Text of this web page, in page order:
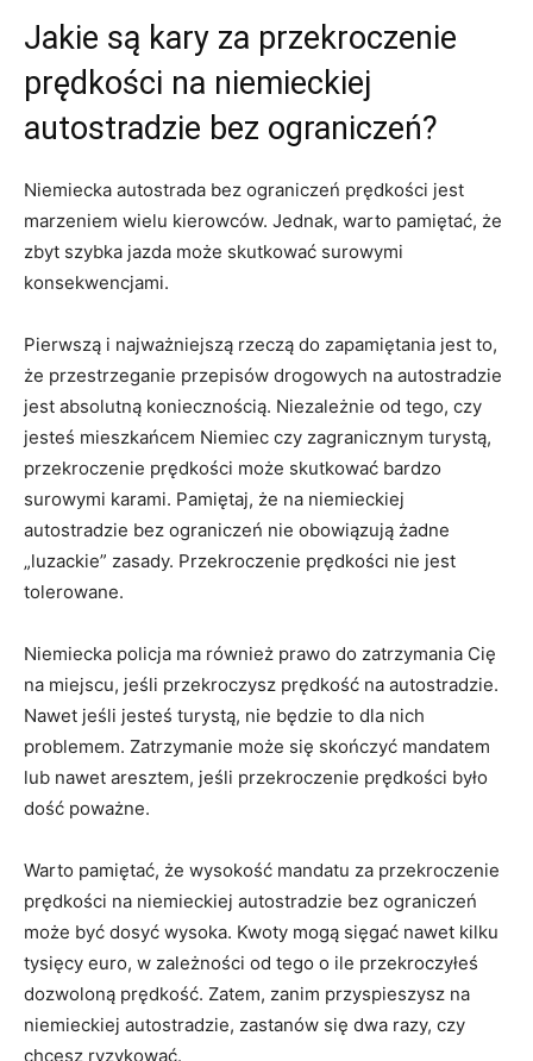
Jakie są ‍kary za przekroczenie
prędkości​ na niemieckiej
autostradzie bez ​ograniczeń?
Niemiecka autostrada⁤ bez ograniczeń prędkości jest
marzeniem wielu‍ kierowców. ⁤Jednak, warto pamiętać, że
zbyt⁢ szybka jazda może skutkować surowymi⁤
konsekwencjami.
Pierwszą ⁤i najważniejszą rzeczą do zapamiętania jest to,
‍że przestrzeganie ⁢przepisów drogowych na autostradzie
jest absolutną koniecznością. Niezależnie od tego, czy
⁣jesteś mieszkańcem‍ Niemiec czy zagranicznym turystą,
przekroczenie prędkości może skutkować bardzo
surowymi karami. Pamiętaj, że na niemieckiej
autostradzie ‌bez ograniczeń nie obowiązują‍ żadne
„luzackie” zasady. Przekroczenie prędkości nie jest
tolerowane.
Niemiecka policja ma również prawo do zatrzymania Cię
na⁣ miejscu, jeśli przekroczysz prędkość na autostradzie.
Nawet jeśli ⁢jesteś turystą, nie będzie to dla ‌nich
problemem. Zatrzymanie może się skończyć mandatem
⁢lub nawet aresztem,​ jeśli przekroczenie prędkości było
dość poważne.
Warto pamiętać, że wysokość ​mandatu⁢ za ⁤przekroczenie
prędkości na niemieckiej ⁢autostradzie bez ograniczeń
może być dosyć wysoka. Kwoty mogą sięgać ‌nawet⁢ kilku
⁣tysięcy ⁣euro, w zależności od ⁤tego o ⁤ile przekroczyłeś
dozwoloną prędkość. Zatem, zanim ​przyspieszysz na
niemieckiej autostradzie,⁢ zastanów ‌się⁤ dwa razy, czy
chcesz ryzykować.